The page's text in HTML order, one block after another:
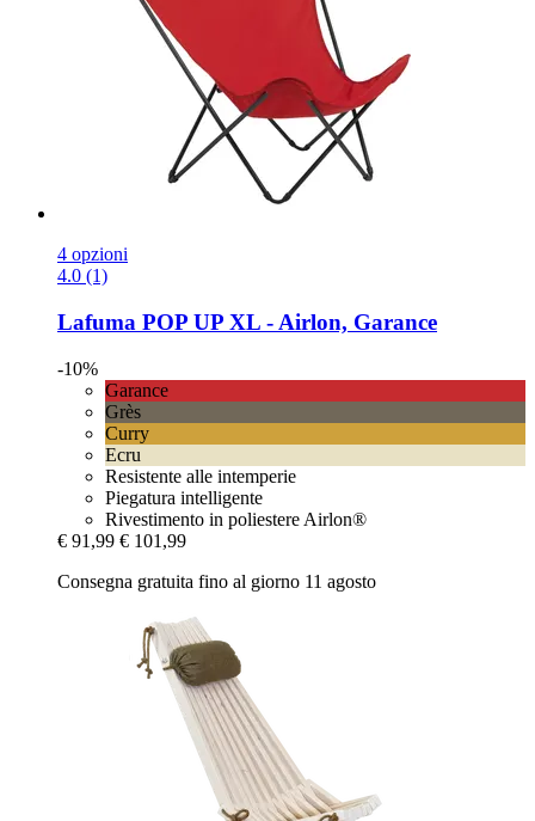
4 opzioni
4.0 (1)
Lafuma POP UP XL -​ Airlon, Garance
-10%
Garance
Grès
Curry
Ecru
Resistente alle intemperie
Piegatura intelligente
Rivestimento in poliestere Airlon®
€ 91,99 € 101,99
Consegna gratuita fino al giorno 11 agosto